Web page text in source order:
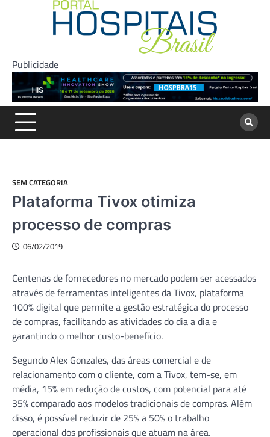
Publicidade
SEM CATEGORIA
Plataforma Tivox otimiza
processo de compras
06/02/2019
Centenas de fornecedores no mercado podem ser acessados
através de ferramentas inteligentes da Tivox, plataforma
100% digital que permite a gestão estratégica do processo
de compras, facilitando as atividades do dia a dia e
garantindo o melhor custo-benefício.
Segundo Alex Gonzales, das áreas comercial e de
relacionamento com o cliente, com a Tivox, tem-se, em
média, 15% em redução de custos, com potencial para até
35% comparado aos modelos tradicionais de compras. Além
disso, é possível reduzir de 25% a 50% o trabalho
operacional dos profissionais que atuam na área.